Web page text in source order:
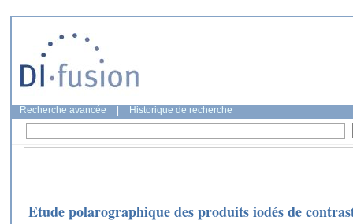
Recherche avancée Historique de recherche
Etude polarographique des produits iodés de